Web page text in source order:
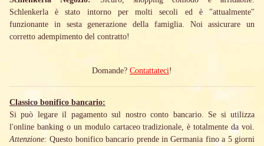
Schlenkerla è stato intorno per molti secoli ed è "attualmente"
funzionante in sesta generazione della famiglia. Noi assicurare un
corretto adempimento del contratto!
Domande? Contattateci!
Classico bonifico bancario:
Si può legare il pagamento sul nostro conto bancario. Se si utilizza
l'online banking o un modulo cartaceo tradizionale, è totalmente da voi.
Attenzione: Questo bonifico bancario prende in Germania fino a 5 giorni